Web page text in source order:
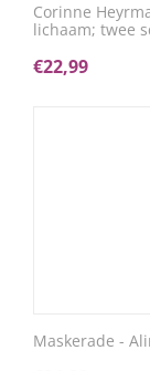
Corinne
lichaam; twee
€22,99
Maskerade -